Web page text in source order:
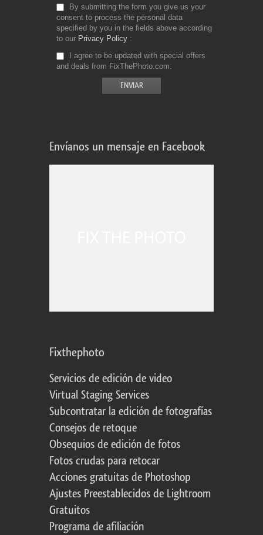
By submitting the form you give us your
consent to process the personal data
specified by you in the fields above according
to our Privacy Policy
I agree to be updated with special offers
and deals from FixThePhoto.com
Envíanos un mensaje en Facebook
Fixthephoto
Servicios de edición de video
Virtual Staging Services
Subcontratar la edición de fotografías
Consejos de retoque
Obsequios de edición de fotos
Fotos crudas para retocar
Acciones gratuitas de Photoshop
Ajustes Preestablecidos de Lightroom
Gratuitos
Programa de afiliación